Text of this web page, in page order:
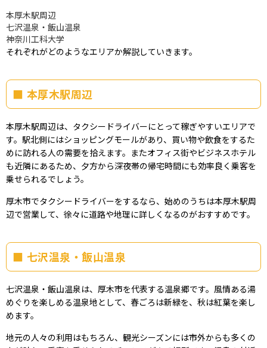
本厚木駅周辺
七沢温泉・飯山温泉
神奈川工科大学
それぞれがどのようなエリアか解説していきます。
本厚木駅周辺
本厚木駅周辺は、タクシードライバーにとって稼ぎやすいエリアで
す。駅北側にはショッピングモールがあり、買い物や飲食をするた
めに訪れる人の需要を拾えます。またオフィス街やビジネスホテル
も近隣にあるため、夕方から深夜帯の帰宅時間にも効率良く乗客を
乗せられるでしょう。
厚木市でタクシードライバーをするなら、始めのうちは本厚木駅周
辺で営業して、徐々に道路や地理に詳しくなるのがおすすめです。
七沢温泉・飯山温泉
七沢温泉・飯山温泉は、厚木市を代表する温泉郷です。風情ある湯
めぐりを楽しめる温泉地として、春ごろは新緑を、秋は紅葉を楽し
めます。
地元の人々の利用はもちろん、観光シーズンには市外からも多くの